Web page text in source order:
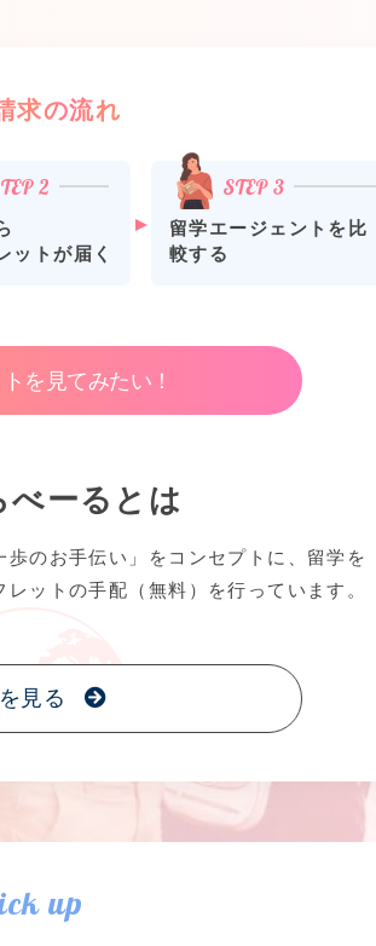
求の流れ
ットが届く
留学エージェントを比
較する
を見てみたい！
べーるとは
のお手伝い」をコンセプトに、留学を
ットの手配（無料）を行っています。
見る
up